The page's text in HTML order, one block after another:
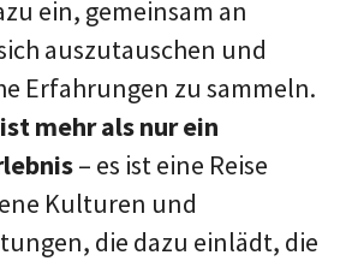
ein, gemeinsam an
auszutauschen und
Erfahrungen zu sammeln.
mehr als nur ein
– es ist eine Reise
Kulturen und
die dazu einlädt, die